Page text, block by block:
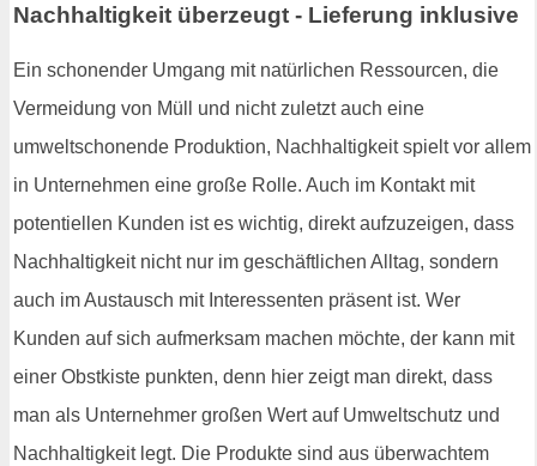
Nachhaltigkeit überzeugt - Lieferung inklusive
Ein schonender Umgang mit natürlichen Ressourcen, die
Vermeidung von Müll und nicht zuletzt auch eine
umweltschonende Produktion, Nachhaltigkeit spielt vor allem
in Unternehmen eine große Rolle. Auch im Kontakt mit
potentiellen Kunden ist es wichtig, direkt aufzuzeigen, dass
Nachhaltigkeit nicht nur im geschäftlichen Alltag, sondern
auch im Austausch mit Interessenten präsent ist. Wer
Kunden auf sich aufmerksam machen möchte, der kann mit
einer Obstkiste punkten, denn hier zeigt man direkt, dass
man als Unternehmer großen Wert auf Umweltschutz und
Nachhaltigkeit legt. Die Produkte sind aus überwachtem